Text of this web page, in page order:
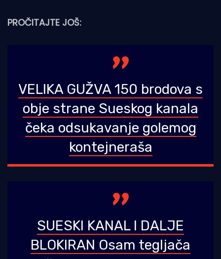
PROČITAJTE JOŠ:
VELIKA GUŽVA 150 brodova s
obje strane Sueskog kanala
čeka odsukavanje golemog
kontejneraša
SUESKI KANAL I DALJE
BLOKIRAN Osam tegljača